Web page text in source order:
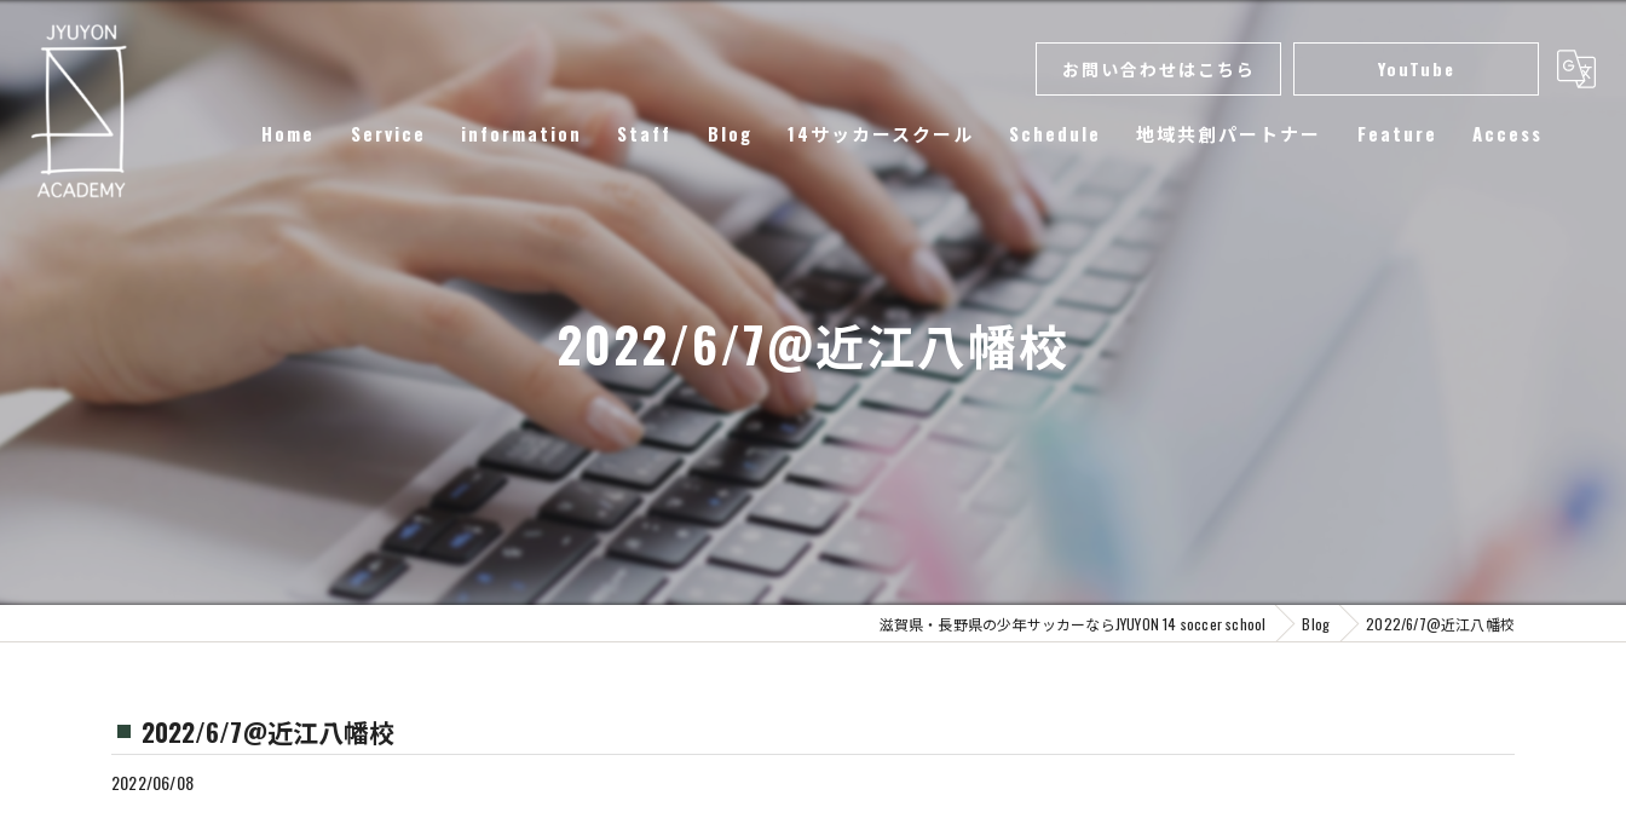
お問い合わせはこちら YouTube
Home Service information Staff Blog
Column
14サッカースクール Schedule 地域共創パートナー Feature Access
2022/6/7@近江八幡校
滋賀県・長野県の少年サッカーならJYUYON 14 soccer school Blog 2022/6/7@近江八幡校
2022/6/7@近江八幡校
2022/06/08